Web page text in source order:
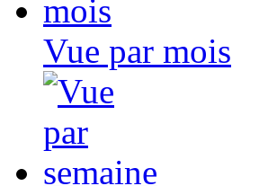
Vue par mois